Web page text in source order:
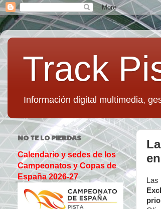
Track
Información digital multimedia,
NO TE LO PIERDAS
Calendario y sedes de los
Campeonatos y Copas de
España 2026-27